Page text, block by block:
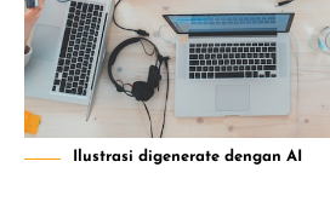
Ilustrasi digenerate dengan AI